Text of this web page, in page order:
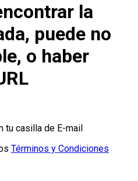
la
puede no
o haber
tu casilla de E-mail
Términos y Condiciones